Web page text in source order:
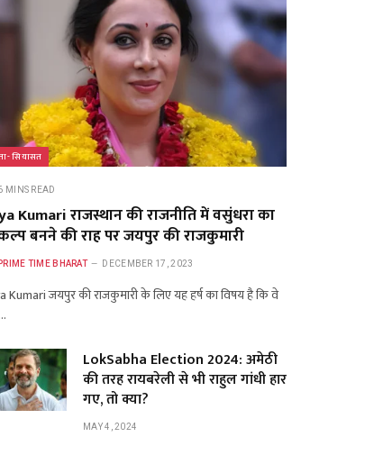
सियासत
MINS READ
Kumari राजस्थान की राजनीति में वसुंधरा का
बनने की राह पर जयपुर की राजकुमारी
PRIME TIME BHARAT DECEMBER 17, 2023
Kumari जयपुर की राजकुमारी के लिए यह हर्ष का विषय है कि वे
LokSabha Election 2024: अमेठी
की तरह रायबरेली से भी राहुल गांधी हार
गए, तो क्या?
MAY 4, 2024